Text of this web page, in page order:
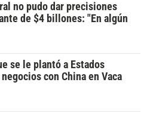
no pudo dar precisiones
de $4 billones: "En algún
se le plantó a Estados
con China en Vaca